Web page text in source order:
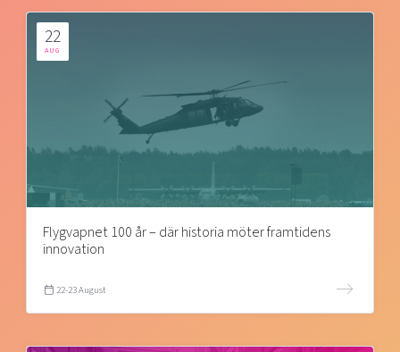
22
AUG
Flygvapnet 100 år – där historia möter framtidens
innovation
22-23 August